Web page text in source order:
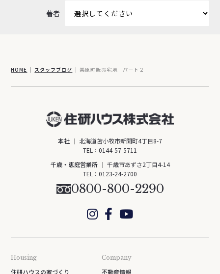
著者
HOME スタッフブログ 美原町販売宅地 パート２
本社
北海道苫小牧市新開町4丁目8-7
TEL： 0144-57-5711
千歳・恵庭営業所
千歳市あずさ2丁目4-14
TEL： 0123-24-2700
0800-800-2290
Housing
住研ハウスの家づくり
Company
不動産情報